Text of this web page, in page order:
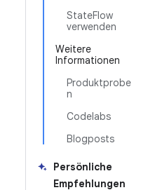
StateFlow
verwenden
Weitere
Informationen
Produktprobe
n
Codelabs
Blogposts
Persönliche
Empfehlungen